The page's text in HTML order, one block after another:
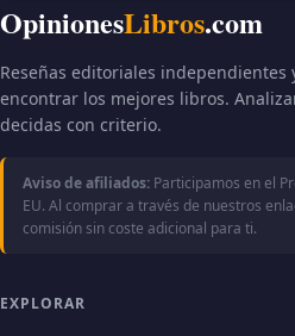
OpinionesLibros.com
Reseñas editoriales independientes
encontrar los mejores libros.
decidas con criterio.
Aviso de afiliados: Participamos en el
EU. Al comprar a través de nuestros
comisión sin coste adicional para ti.
EXPLORAR